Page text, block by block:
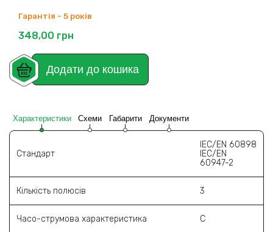
Гарантія - 5 років
348,00 грн
Додати до кошика
Характеристики Схеми Габарити Документи
Стандарт
IEC/EN 60898
IEC/EN
60947-2
Кількість полюсів 3
Часо-струмова характеристика С